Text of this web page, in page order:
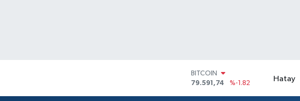
DOLAR
45,43620
%0.02
Hatay